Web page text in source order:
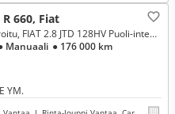
660, Fiat
2.8, Puoli-integroitu, FIAT 2.8 JTD 128HV Puoli-integroitu
Manuaali ● 176 000 km
YM.